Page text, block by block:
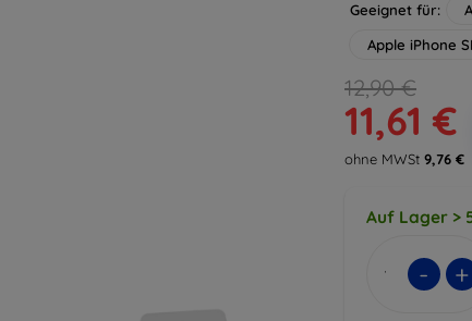
Geeignet für:
Apple iPhone
12,90 €
11,61 €
ohne MWSt 9,76 €
Auf Lager >
- +